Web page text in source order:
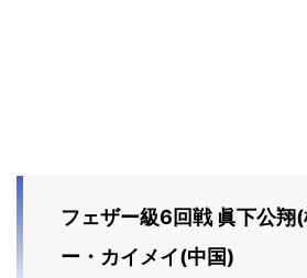
フェザー級6回戦 眞下公翔
ー・カイメイ(中国)